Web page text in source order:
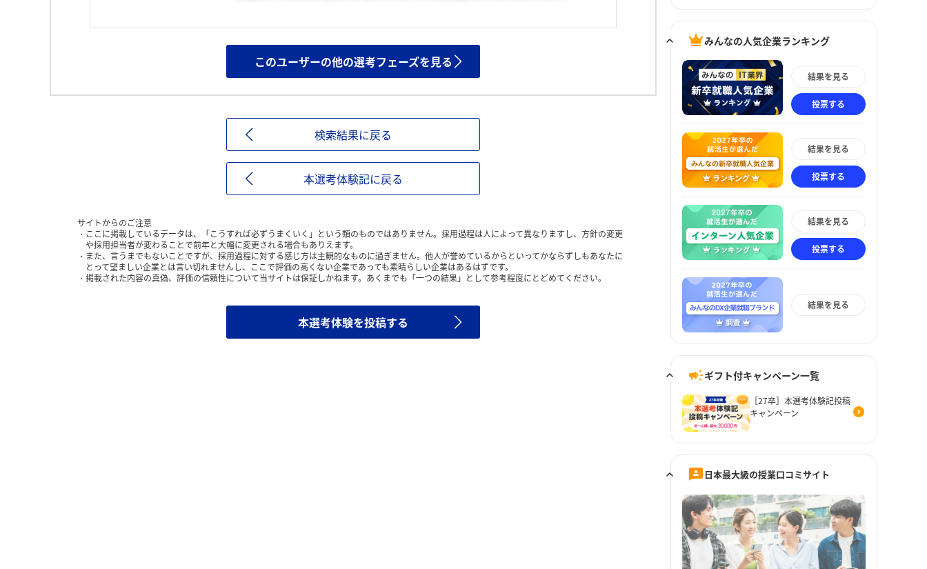
このユーザーの他の選考フェーズを見る
検索結果に戻る
本選考体験記に戻る
サイトからのご注意
ここに掲載しているデータは、「こうすれば必ずうまくいく」という類のものではありません。採用過程は人によって異なりますし、方針の変更
や採用担当者が変わることで前年と大幅に変更される場合もありえます。
また、言うまでもないことですが、採用過程に対する感じ方は主観的なものに過ぎません。他人が誉めているからといってかならずしもあなたに
とって望ましい企業とは言い切れませんし、ここで評価の高くない企業であっても素晴らしい企業はあるはずです。
掲載された内容の真偽、評価の信頼性について当サイトは保証しかねます。あくまでも「一つの結果」として参考程度にとどめてください。
本選考体験を投稿する
みんなの人気企業ランキング
結果を見る
投票する
結果を見る
投票する
結果を見る
投票する
結果を見る
ギフト付キャンペーン一覧
［27卒］本選考体験記投稿
キャンペーン
日本最大級の授業口コミサイト